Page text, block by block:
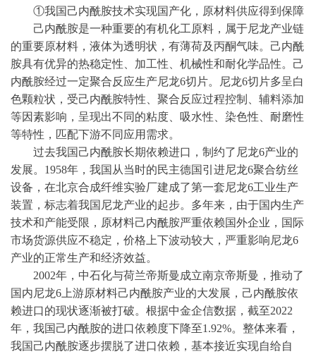
①我国己内酰胺技术实现国产化，原材料供应得到保障
己内酰胺是一种重要的有机化工原料，属于尼龙产业链
的重要原材料，液体为透明状，有薄荷及丙酮气味。己内酰
胺具有优异的热稳定性、加工性、机械性和耐化学品性。己
内酰胺经过一定聚合反应生产尼龙6切片。尼龙6切片多呈白
色颗粒状，受己内酰胺特性、聚合反应过程控制、辅料添加
等因素影响，呈现出不同的粘度、吸水性、染色性、耐磨性
等特性，匹配下游不同应用需求。
过去我国己内酰胺长期依赖进口，制约了尼龙6产业的
发展。1958年，我国从当时的民主德国引进尼龙6聚合纺丝
设备，在北京合成纤维实验厂建成了第一套尼龙6工业生产
装置，标志着我国尼龙产业的起步。多年来，由于国内生产
技术和产能受限，原材料己内酰胺严重依赖国外企业，国际
市场货源供应不稳定，价格上下波动较大，严重影响尼龙6
产业的正常生产和经济效益。
2002年，中石化与荷兰帝斯曼成立南京帝斯曼，推动了
国内尼龙6上游原材料己内酰胺产业的大发展，己内酰胺依
赖进口的现状逐渐被打破。根据中金企信数据 ，截至2022
年，我国己内酰胺的进口依赖度下降至1.92%。整体来看，
我国己内酰胺逐步摆脱了进口依赖，基本接近实现自给自